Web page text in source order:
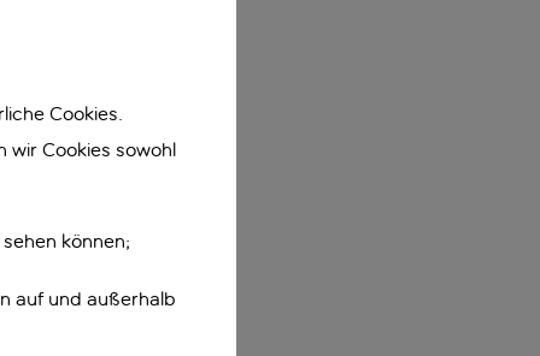
Cookies.
wir Cookies sowohl
können;
auf und außerhalb